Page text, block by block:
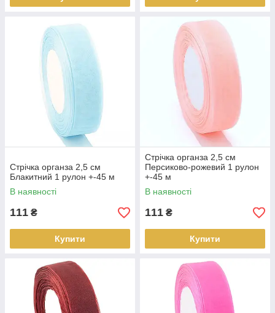
Стрічка органза 2,5 см
Блакитний 1 рулон +-45 м
В наявності
111 ₴
Купити
Стрічка органза 2,5 см
Персиково-рожевий 1 рулон
+-45 м
В наявності
111 ₴
Купити